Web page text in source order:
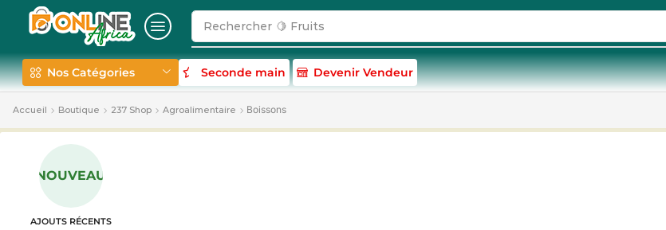
Rechercher 🍋 Fruits
Nos Catégories Seconde main Devenir Vendeur
Accueil Boutique 237 Shop Agroalimentaire Boissons
NOUVEAU
AJOUTS RÉCENTS